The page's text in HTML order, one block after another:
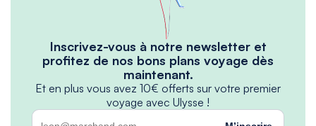
Inscrivez-vous à notre newsletter et
profitez de nos bons plans voyage dès
maintenant.
Et en plus vous avez 10€ offerts sur votre premier
voyage avec Ulysse !